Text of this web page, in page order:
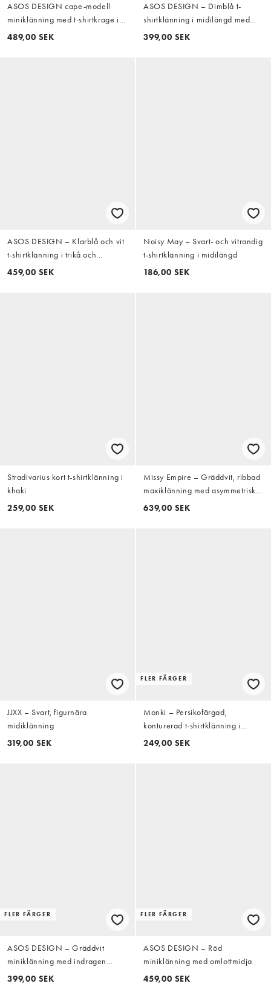
ASOS DESIGN cape-modell
miniklänning med t-shirtkrage i
svart
489,00 SEK
ASOS DESIGN – Dimblå t-
shirtklänning i midilängd med
kontrastfärgad kantrand
399,00 SEK
ASOS DESIGN – Klarblå och vit
t-shirtklänning i trikå och
minilängd med kontrastfärgade
459,00 SEK
Noisy May – Svart- och vitrandig
t-shirtklänning i midilängd
186,00 SEK
Stradivarius kort t-shirtklänning i
khaki
259,00 SEK
Missy Empire – Gräddvit, ribbad
maxiklänning med asymmetriska,
draperade axlar
639,00 SEK
JJXX – Svart, figurnära
midiklänning
319,00 SEK
FLER FÄRGER
Monki – Persikofärgad,
konturerad t-shirtklänning i
minilängd
249,00 SEK
FLER FÄRGER
ASOS DESIGN – Gräddvit
miniklänning med indragen
midja och spetsdetaljer
399,00 SEK
FLER FÄRGER
ASOS DESIGN – Röd
miniklänning med omlottmidja
459,00 SEK